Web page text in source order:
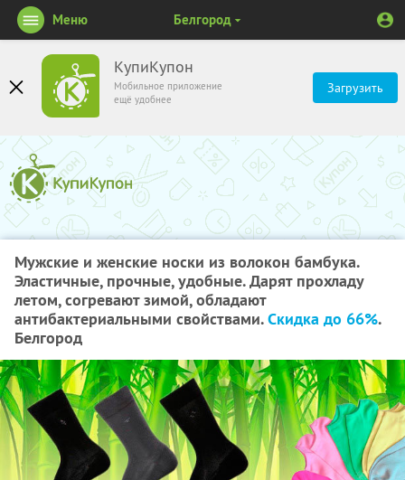
КупиКупон
Мобильное приложение
ещё удобнее
Загрузить
Меню Белгород
Мужские и женские носки из волокон бамбука.
Эластичные, прочные, удобные. Дарят прохладу
летом, согревают зимой, обладают
антибактериальными свойствами.Скидка до 66%.
Белгород